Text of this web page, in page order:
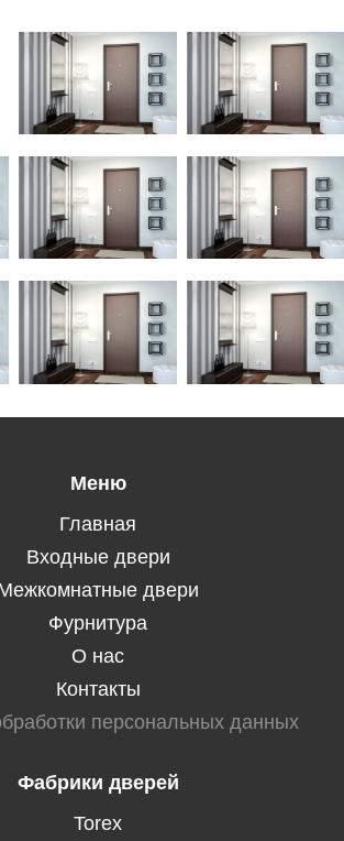
Меню
Главная
Входные двери
двери
Фурнитура
О нас
Контакты
персональных данных
Фабрики дверей
Torex